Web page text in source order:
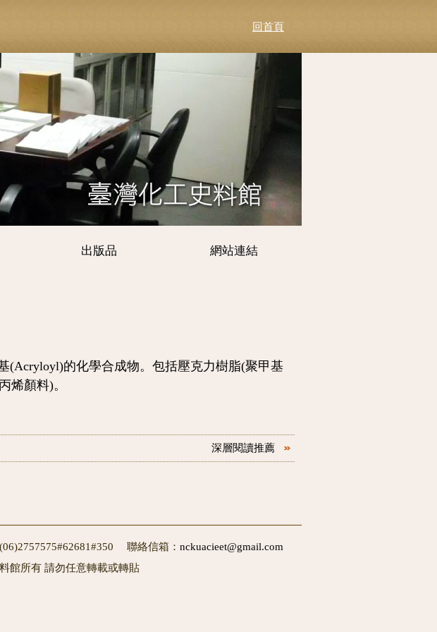
回首頁
出版品 網站連結
的化學合成物。包括壓克力樹脂(聚甲基
烯顏料)。
深層閱讀推薦
聯絡信箱： nckuacieet@gmail.com
館所有 請勿任意轉載或轉貼